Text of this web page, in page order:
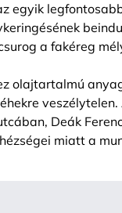
egyik
a fakéreg
olajtartalmú
Deák
miatt a